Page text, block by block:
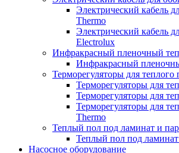
Электрический кабель
Thermo
Электрический кабель
Electrolux
Инфракрасный пленочный
Инфракрасный
Терморегуляторы для теплого
Терморегуляторы для
Терморегуляторы для
Терморегуляторы для
Thermo
Теплый пол под ламинат и
Теплый пол под
Насосное оборудование